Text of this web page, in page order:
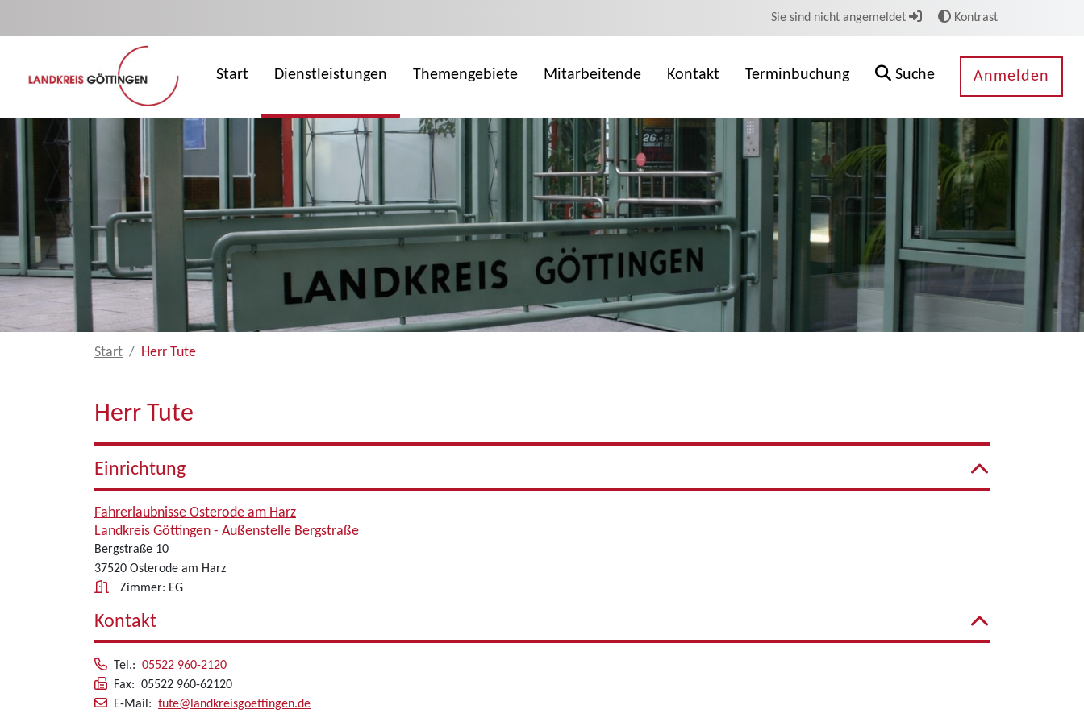
Sie sind nicht angemeldet Kontrast
Start Dienstleistungen Themengebiete Mitarbeitende Kontakt Terminbuchung Suche Anmelden
Start Herr Tute
Herr Tute
Einrichtung
Fahrerlaubnisse Osterode am Harz
Landkreis Göttingen - Außenstelle Bergstraße
Bergstraße 10
37520 Osterode am Harz
Zimmer: EG
Kontakt
Tel.: 05522 960-2120
Fax: 05522 960-62120
E-Mail: tute@landkreisgoettingen.de